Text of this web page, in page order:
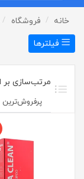
خانه فروشگاه
فیلترها
پرفروش‌ترین‌